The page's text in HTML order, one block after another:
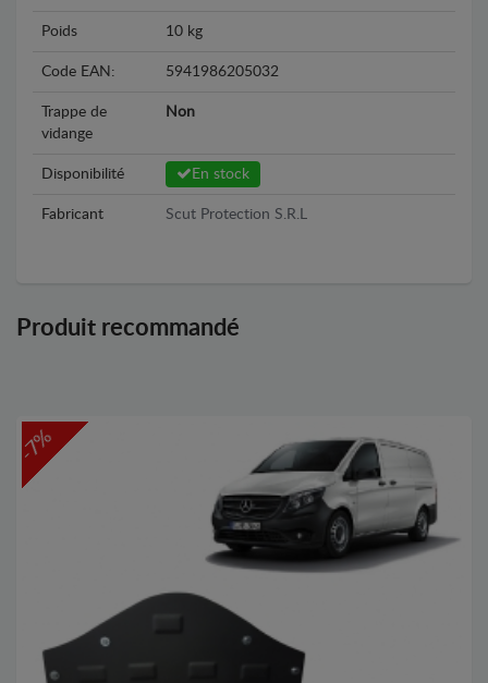
Poids 10 kg
Code EAN: 5941986205032
Trappe de
vidange
Non
Disponibilité En stock
Fabricant Scut Protection S.R.L
Produit recommandé
-7%